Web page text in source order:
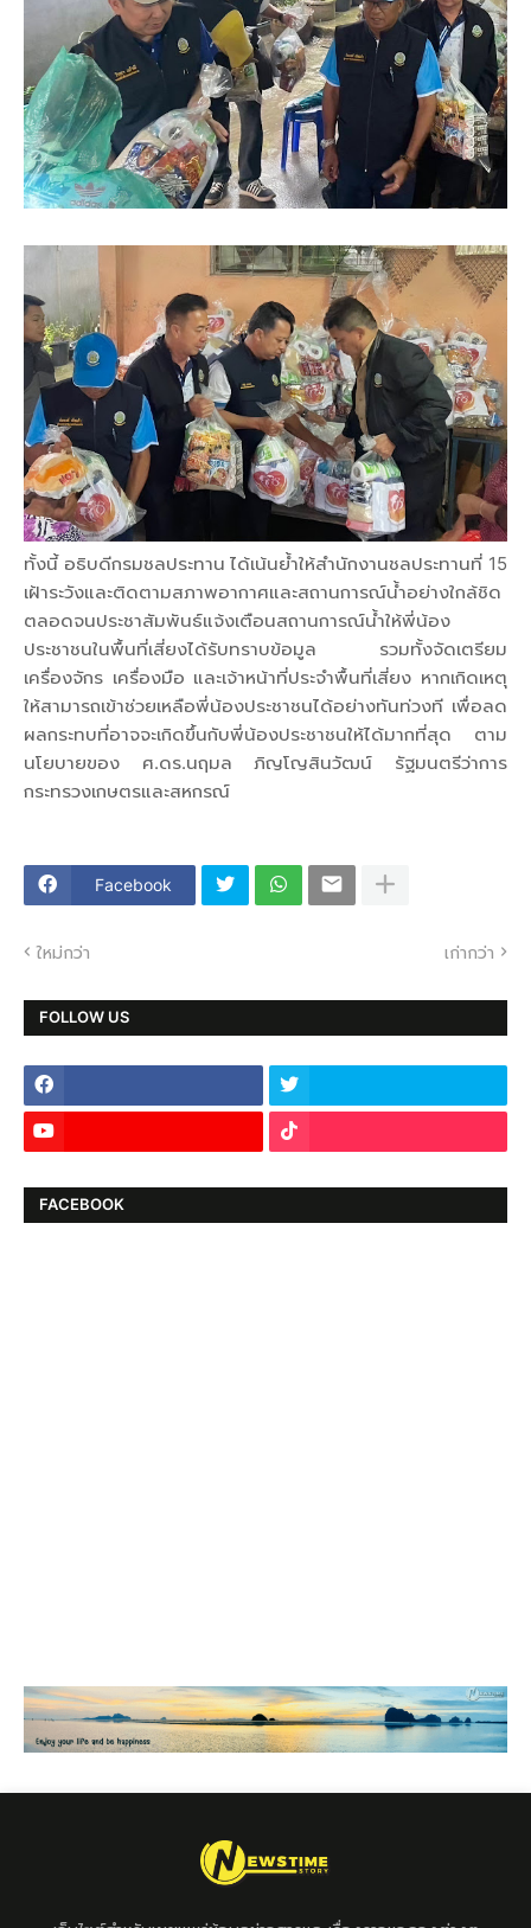
ทั้งนี้ อธิบดีกรมชลประทาน ได้เน้นย้ำให้สำนักงานชลประทานที่ 15
เฝ้าระวังและติดตามสภาพอากาศและสถานการณ์น้ำอย่างใกล้ชิด
ตลอดจนประชาสัมพันธ์แจ้งเตือนสถานการณ์น้ำให้พี่น้อง
ประชาชนในพื้นที่เสี่ยงได้รับทราบข้อมูล รวมทั้งจัดเตรียม
เครื่องจักร เครื่องมือ และเจ้าหน้าที่ประจำพื้นที่เสี่ยง หากเกิดเหตุ
ให้สามารถเข้าช่วยเหลือพี่น้องประชาชนได้อย่างทันท่วงที เพื่อลด
ผลกระทบที่อาจจะเกิดขึ้นกับพี่น้องประชาชนให้ได้มากที่สุด ตาม
นโยบายของ ศ.ดร.นฤมล ภิญโญสินวัฒน์ รัฐมนตรีว่าการ
กระทรวงเกษตรและสหกรณ์
Facebook
ใหม่กว่า เก่ากว่า
FOLLOW US
FACEBOOK